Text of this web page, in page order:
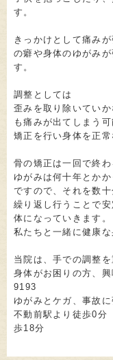
す。
きっかけとして痛み
の癖や身体のゆがみ
す。
調整としては
歪みを取り除いてい
も痛みが出てしまう可
矯正を行い身体を正常
骨の矯正は一回で終わ
ゆがみは何十年とかか
ですので、それを数
繰り返し行うことで
体になっていきます。
私たちと一緒に健康
当院は、手での調整を
身体がお困りの方、
9193
ゆがみとケガ、事故
不動前駅より徒歩0
歩18分